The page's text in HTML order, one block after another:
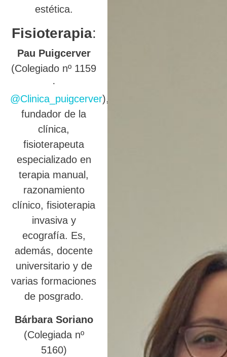
estética.
Fisioterapia:
Pau Puigcerver
(Colegiado nº 1159
·
@Clinica_puigcerver),
fundador de la
clínica,
fisioterapeuta
especializado en
terapia manual,
razonamiento
clínico, fisioterapia
invasiva y
ecografía. Es,
además, docente
universitario y de
varias formaciones
de posgrado.
Bárbara Soriano
(Colegiada nº
5160)